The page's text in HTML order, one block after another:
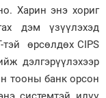
Харин энэ хориг
дэм үзүүлэхэд
тэй өрсөлдөх CIPS
дэлгэрүүлэхээр
тооны банк орсон